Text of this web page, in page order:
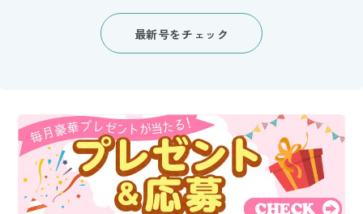
最新号をチェック